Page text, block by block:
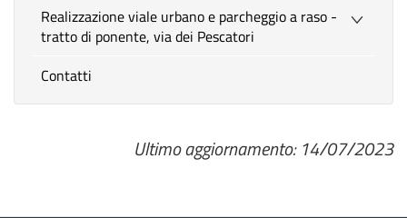
Realizzazione viale urbano e parcheggio a raso -
tratto di ponente, via dei Pescatori
Contatti
Ultimo aggiornamento: 14/07/2023